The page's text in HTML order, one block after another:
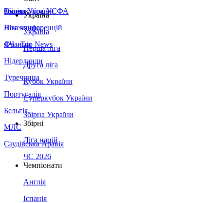
Збірна України
Італія
Німеччина
Франція
Нідерланди
Туреччина
Португалія
Бельгія
МЛС
Саудівська Аравія
Суперкубок УЄФА
Ліга конференцій
ЛЧ - Top News
Україна
Україна
Перша ліга
Друга ліга
Кубок України
Суперкубок України
Збірна України
Збірні
Ліга націй
ЧС 2026
Чемпіонати
Англія
Іспанія